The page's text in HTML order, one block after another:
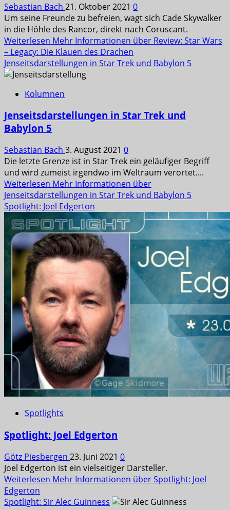
Sebastian Bach 21. Oktober 2021 0
Um seine Freunde zu befreien, wagt sich Cade Skywalker
in die Höhle des Rancor, direkt nach Coruscant.
Weiterlesen Mehr Informationen über Review: Star Wars
– Legacy: Die Klauen des Drachen
Jenseitsdarstellungen in Star Trek und Babylon 5
Kolumnen
Jenseitsdarstellungen in Star Trek und
Babylon 5
Sebastian Bach 3. August 2021 0
Die letzte Grenze ist in Star Trek ein geläufiger Begriff
und wird zumeist irgendwo im Weltraum verortet....
Weiterlesen Mehr Informationen über
Jenseitsdarstellungen in Star Trek und Babylon 5
Spotlight: Joel Edgerton
Spotlights
Spotlight: Joel Edgerton
Götz Piesbergen 23. Juni 2021 0
Joel Edgerton ist ein vielseitiger Darsteller.
Weiterlesen Mehr Informationen über Spotlight: Joel
Edgerton
Spotlight: Sir Alec Guinness